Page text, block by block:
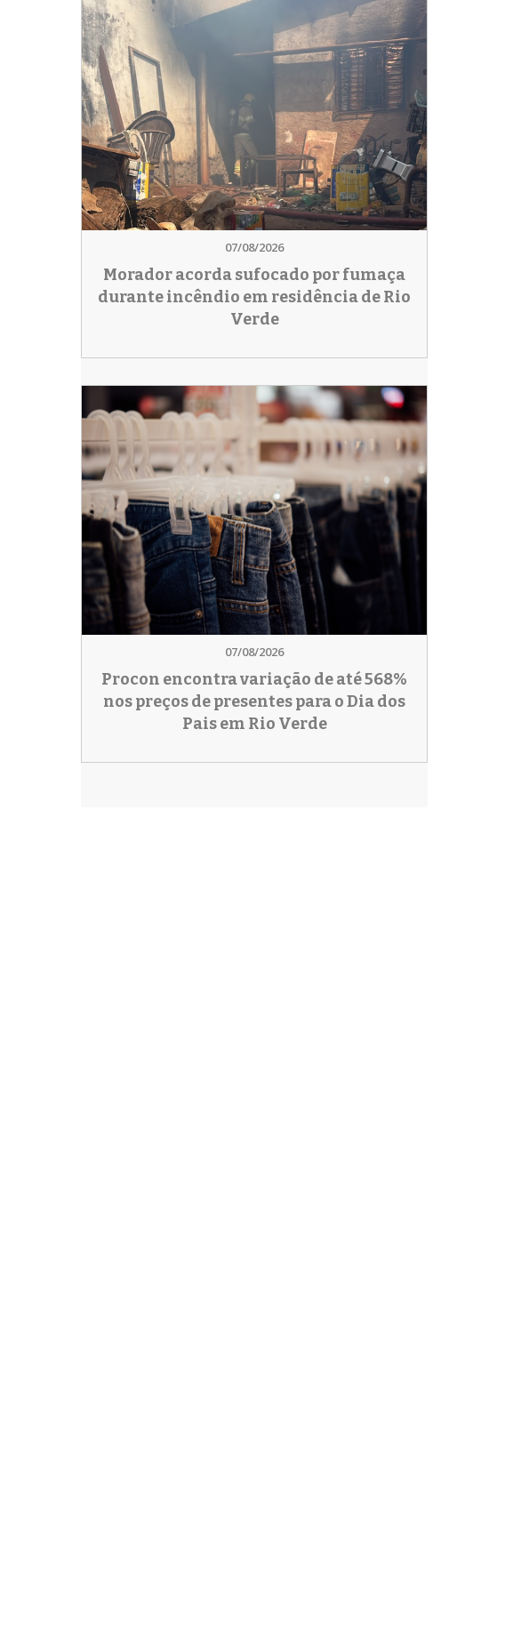
07/08/2026
Morador acorda sufocado por fumaça
durante incêndio em residência de Rio
Verde
07/08/2026
Procon encontra variação de até 568%
nos preços de presentes para o Dia dos
Pais em Rio Verde